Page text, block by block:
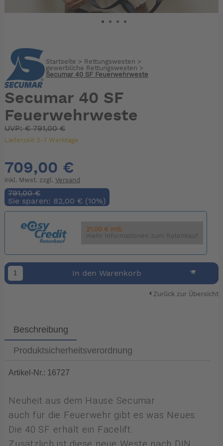
Startseite > Rettungswesten >
gewerbliche Rettungswesten >
Secumar 40 SF Feuerwehrweste
Secumar 40 SF
Feuerwehrweste
UVP:€791,00 €
Lieferzeit 3-7 Werktage
709,00 €
inkl. Mwst. zzgl. Versand
791,00 €
Sie sparen: 82,00 € (10%)
21.00 € mtl.
mehr Informationen zum Ratenkauf
In den Warenkorb
Zurück zur Übersicht
Beschreibung
Produktsicherheitsverordnung
Artikel-Nr.: 16727
Neuheit aus dem Hause Secumar
auch für die Feuerwehr gibt es was Neues:
Die 40 SF erhält ein Facelift.